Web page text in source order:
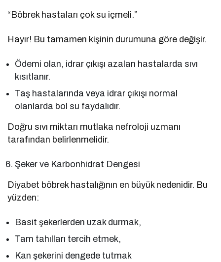
“Böbrek hastaları çok su içmeli.”
Hayır! Bu tamamen kişinin durumuna göre değişir.
Ödemi olan, idrar çıkışı azalan hastalarda sıvı
kısıtlanır.
Taş hastalarında veya idrar çıkışı normal
olanlarda bol su faydalıdır.
Doğru sıvı miktarı mutlaka nefroloji uzmanı
tarafından belirlenmelidir.
Şeker ve Karbonhidrat Dengesi
Diyabet böbrek hastalığının en büyük nedenidir. Bu
yüzden:
Basit şekerlerden uzak durmak,
Tam tahılları tercih etmek,
Kan şekerini dengede tutmak